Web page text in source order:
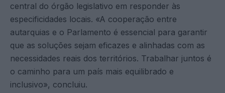
central do órgão legislativo em responder às
especificidades locais. «A cooperação entre
autarquias e o Parlamento é essencial para garantir
que as soluções sejam eficazes e alinhadas com as
necessidades reais dos territórios. Trabalhar juntos é
o caminho para um país mais equilibrado e
inclusivo», concluiu.